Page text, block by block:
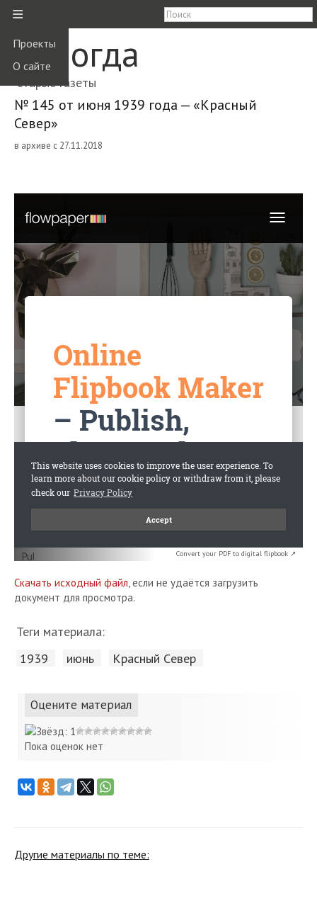
≡
Проекты
О сайте
Вологда
старые газеты
№ 145 от июня 1939 года — «Красный
Север»
в архиве с 27.11.2018
Convert your PDF to digital flipbook ↗
Скачать исходный файл, если не удаётся загрузить
документ для просмотра.
Теги материала:
1939 июнь Красный Cевер
Оцените материал
Пока оценок нет
Другие материалы по теме: